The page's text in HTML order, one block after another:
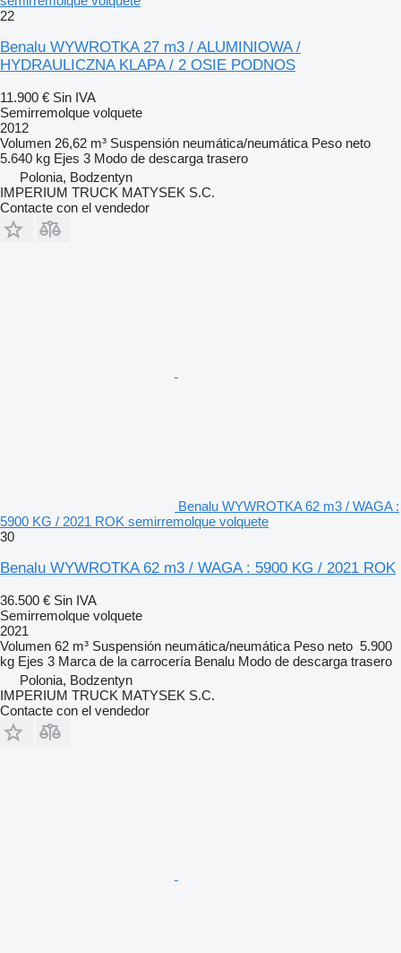
22
Benalu WYWROTKA 27 m3 / ALUMINIOWA /
HYDRAULICZNA KLAPA / 2 OSIE PODNOS
11.900 € Sin IVA
Semirremolque volquete
2012
Volumen 26,62 m³ Suspensión neumática/neumática Peso neto
5.640 kg Ejes 3 Modo de descarga trasero
Polonia, Bodzentyn
IMPERIUM TRUCK MATYSEK S.C.
Contacte con el vendedor
Benalu WYWROTKA 62 m3 / WAGA :
5900 KG / 2021 ROK semirremolque volquete
30
Benalu WYWROTKA 62 m3 / WAGA : 5900 KG / 2021 ROK
36.500 € Sin IVA
Semirremolque volquete
2021
Volumen 62 m³ Suspensión neumática/neumática Peso neto 5.900
kg Ejes 3 Marca de la carrocería Benalu Modo de descarga trasero
Polonia, Bodzentyn
IMPERIUM TRUCK MATYSEK S.C.
Contacte con el vendedor